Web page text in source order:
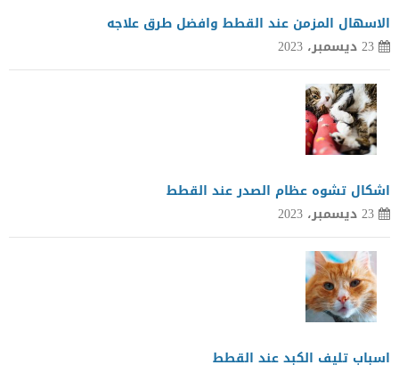
الاسهال المزمن عند القطط وافضل طرق علاجه
23 ديسمبر، 2023
اشكال تشوه عظام الصدر عند القطط
23 ديسمبر، 2023
اسباب تليف الكبد عند القطط